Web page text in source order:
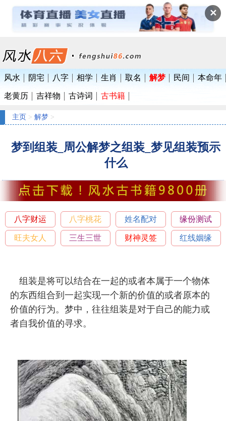
✕
风水 阴宅 八字 相学 生肖 取名 解梦 民间 本命年
老黄历 吉祥物 古诗词 古书籍
主页 > 解梦 >
梦到组装_周公解梦之组装_梦见组装预示
什么
八字财运 八字桃花 姓名配对 缘份测试
旺夫女人 三生三世 财神灵签 红线姻缘
组装是将可以结合在一起的或者本属于一个物体
的东西组合到一起实现一个新的价值的或者原本的
价值的行为。梦中，往往组装是对于自己的能力或
者自我价值的寻求。